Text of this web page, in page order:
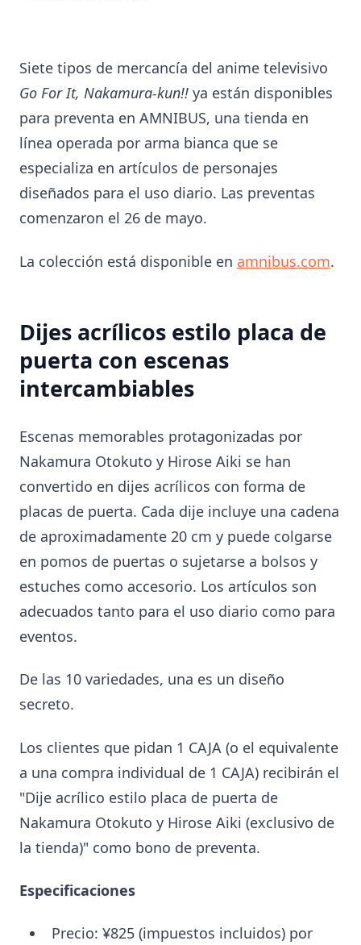
Siete tipos de mercancía del anime televisivo
Go For It, Nakamura-kun!! ya están disponibles
para preventa en AMNIBUS, una tienda en
línea operada por arma bianca que se
especializa en artículos de personajes
diseñados para el uso diario. Las preventas
comenzaron el 26 de mayo.
La colección está disponible en amnibus.com.
Dijes acrílicos estilo placa de
puerta con escenas
intercambiables
Escenas memorables protagonizadas por
Nakamura Otokuto y Hirose Aiki se han
convertido en dijes acrílicos con forma de
placas de puerta. Cada dije incluye una cadena
de aproximadamente 20 cm y puede colgarse
en pomos de puertas o sujetarse a bolsos y
estuches como accesorio. Los artículos son
adecuados tanto para el uso diario como para
eventos.
De las 10 variedades, una es un diseño
secreto.
Los clientes que pidan 1 CAJA (o el equivalente
a una compra individual de 1 CAJA) recibirán el
"Dije acrílico estilo placa de puerta de
Nakamura Otokuto y Hirose Aiki (exclusivo de
la tienda)" como bono de preventa.
Especificaciones
Precio: ¥825 (impuestos incluidos) por